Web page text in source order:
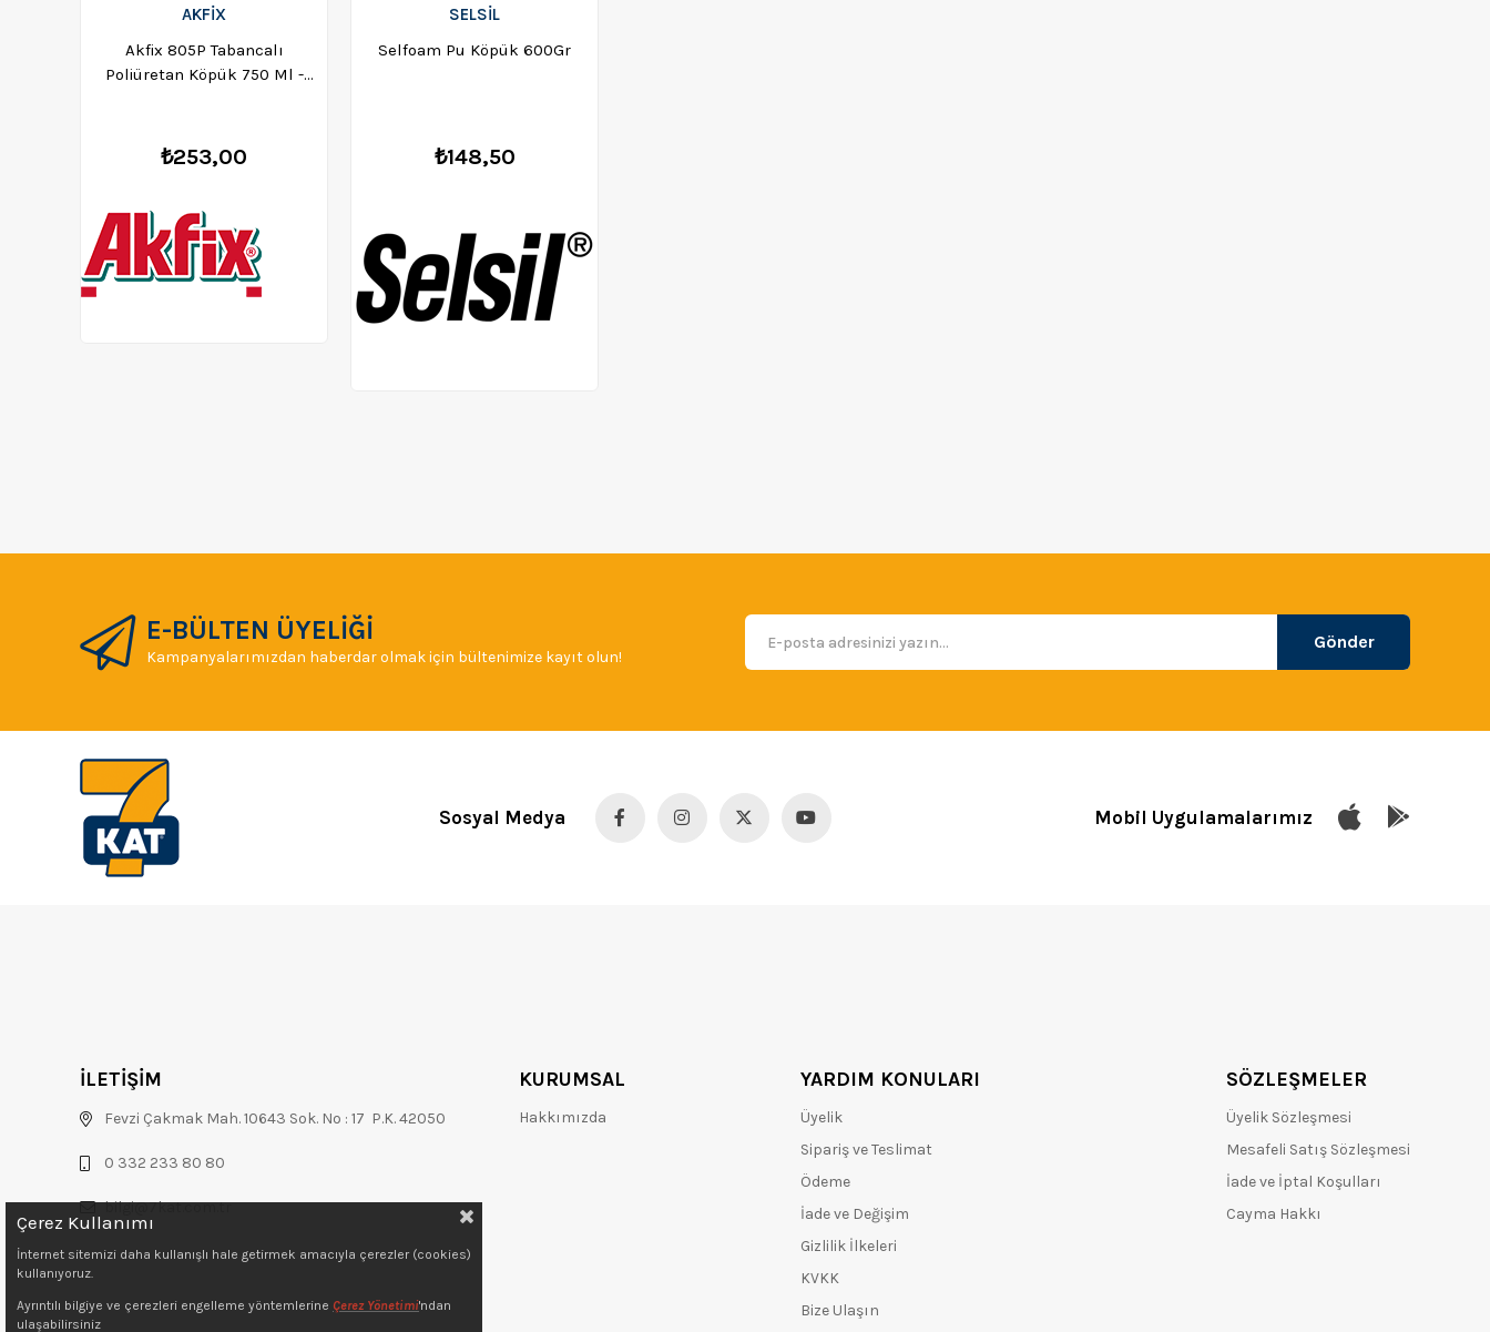
AKFİX
Akfix 805P Tabancalı
Poliüretan Köpük 750 Ml -
₺253,00
SELSİL
Selfoam Pu Köpük 600Gr
₺148,50
E-BÜLTEN ÜYELİĞİ
Kampanyalarımızdan haberdar olmak için bültenimize kayıt olun!
Gönder
Sosyal Medya Mobil Uygulamalarımız
İLETİŞİM
Fevzi Çakmak Mah. 10643 Sok. No : 17 P.K. 42050
0 332 233 80 80
bilgi@7kat.com.tr
KURUMSAL
Hakkımızda
YARDIM KONULARI
Üyelik
Sipariş ve Teslimat
Ödeme
İade ve Değişim
Gizlilik İlkeleri
KVKK
Bize Ulaşın
SÖZLEŞMELER
Üyelik Sözleşmesi
Mesafeli Satış Sözleşmesi
İade ve İptal Koşulları
Cayma Hakkı
Çerez Kullanımı
İnternet sitemizi daha kullanışlı hale getirmek amacıyla çerezler (cookies)
kullanıyoruz.
Ayrıntılı bilgiye ve çerezleri engelleme yöntemlerine Çerez Yönetimi'ndan
ulaşabilirsiniz